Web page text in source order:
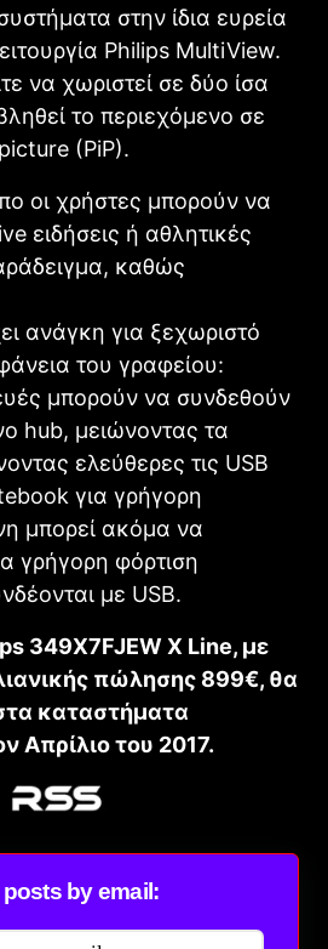
στην ίδια ευρεία
Philips MultiView.
να χωριστεί σε δύο ίσα
το περιεχόμενο σε
(PiP).
οι χρήστες μπορούν να
ειδήσεις ή αθλητικές
καθώς
ανάγκη για ξεχωριστό
του γραφείου:
μπορούν να συνδεθούν
hub, μειώνοντας τα
ελεύθερες τις USB
για γρήγορη
μπορεί ακόμα να
γρήγορη φόρτιση
με USB.
349X7FJEW X Line, με
πώλησης 899€, θα
καταστήματα
Απρίλιο του 2017.
by email: